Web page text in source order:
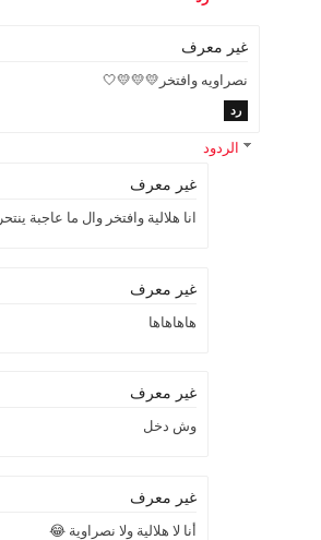
غير معرف
نصراويه وافتخر💛💛💛🤍
رد
الردود
غير معرف
انا هلالية وافتخر وال ما عاجبة
غير معرف
هاهاهاها
غير معرف
وش دخل
غير معرف
أنا لا هلالية ولا نصراوية 😂